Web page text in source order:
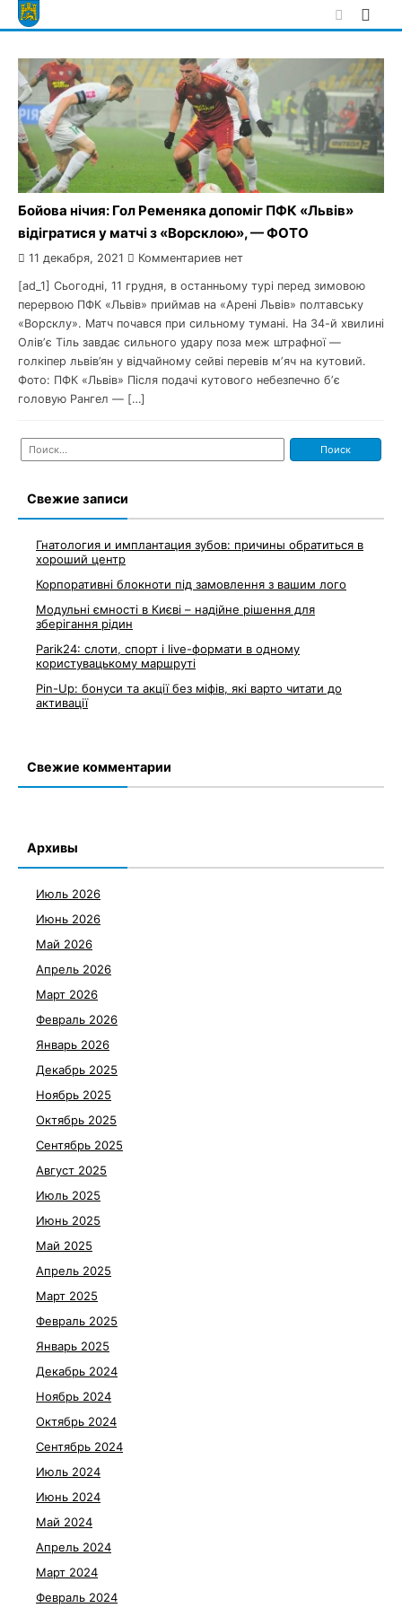
Skip
to
Бойова нічия: Гол Ременяка допоміг ПФК «Львів»
відігратися у матчі з «Ворсклою», — ФОТО
11 декабря, 2021 Комментариев нет
[ad_1] Сьогодні, 11 грудня, в останньому турі перед зимовою
перервою ПФК «Львів» приймав на «Арені Львів» полтавську
«Ворсклу». Матч почався при сильному тумані. На 34-й хвилині
Олівʼє Тіль завдає сильного удару поза меж штрафної —
голкіпер львів’ян у відчайному сейві перевів мʼяч на кутовий.
Фото: ПФК «Львів» Після подачі кутового небезпечно бʼє
головую Рангел — […]
Найти:
Свежие записи
Гнатология и имплантация зубов: причины обратиться в
хороший центр
Корпоративні блокноти під замовлення з вашим лого
Модульні ємності в Києві – надійне рішення для
зберігання рідин
Parik24: слоти, спорт і live-формати в одному
користувацькому маршруті
Pin-Up: бонуси та акції без міфів, які варто читати до
активації
Свежие комментарии
Архивы
Июль 2026
Июнь 2026
Май 2026
Апрель 2026
Март 2026
Февраль 2026
Январь 2026
Декабрь 2025
Ноябрь 2025
Октябрь 2025
Сентябрь 2025
Август 2025
Июль 2025
Июнь 2025
Май 2025
Апрель 2025
Март 2025
Февраль 2025
Январь 2025
Декабрь 2024
Ноябрь 2024
Октябрь 2024
Сентябрь 2024
Июль 2024
Июнь 2024
Май 2024
Апрель 2024
Март 2024
Февраль 2024